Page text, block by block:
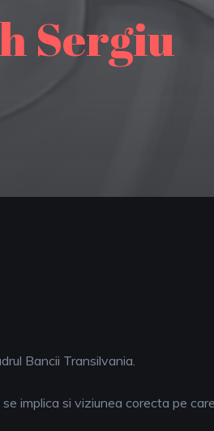
Sergiu
Bancii Transilvania.
implica si viziunea corecta pe